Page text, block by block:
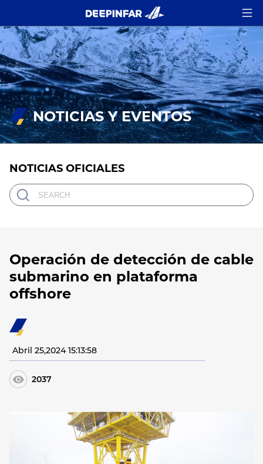
NOTICIAS Y EVENTOS
NOTICIAS OFICIALES
Operación de detección de cable
submarino en plataforma
offshore
Abril 25,2024 15:13:58
2037